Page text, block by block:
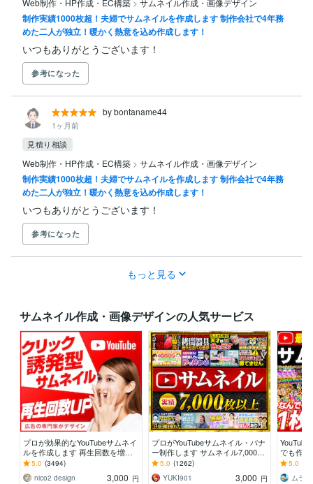
制作実績1000枚超！夫婦でサムネイルを作成します 制作会社で4年務
めた二人が独立！暖かく熱意を込め作成します！
いつもありがとうございます！
参考になった
by bontaname44
1ヶ月前
見積り相談
Web制作・HP作成・EC構築 > サムネイル作成・画像デザイン
制作実績1000枚超！夫婦でサムネイルを作成します 制作会社で4年務
めた二人が独立！暖かく熱意を込め作成します！
いつもありがとうございます！
参考になった
もっと見る
サムネイル作成・画像デザインの人気サービス
プロが効果的なYouTubeサムネイ
ルを作成します 再生回数を増や
す！クリックしたくなる！反応さ
せるデザイン
5.0 (3494)
nico2 design
3,000 円
プロがYouTubeサムネイル・バナ
ー制作します サムネイル7,000枚
以上制作のプロがデザイン
5.0 (1262)
YUKI901
3,000 円
でも作
き可能
料」
5.0
ムラ